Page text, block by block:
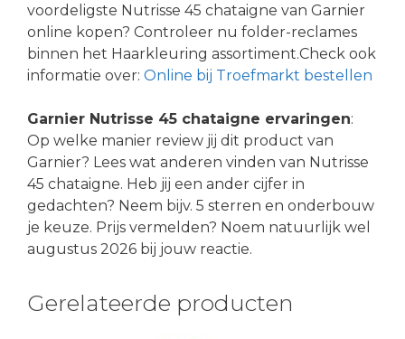
voordeligste Nutrisse 45 chataigne van Garnier
online kopen? Controleer nu folder-reclames
binnen het Haarkleuring assortiment.Check ook
informatie over: Online bij Troefmarkt bestellen
Garnier Nutrisse 45 chataigne ervaringen:
Op welke manier review jij dit product van
Garnier? Lees wat anderen vinden van Nutrisse
45 chataigne. Heb jij een ander cijfer in
gedachten? Neem bijv. 5 sterren en onderbouw
je keuze. Prijs vermelden? Noem natuurlijk wel
augustus 2026 bij jouw reactie.
Gerelateerde producten